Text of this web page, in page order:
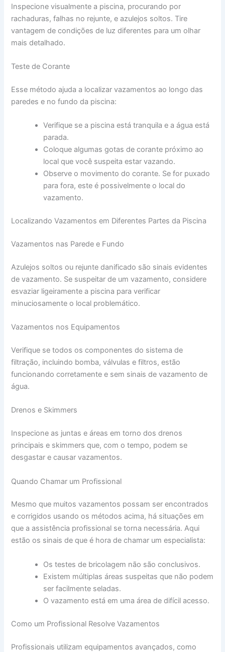
Inspecione visualmente a piscina, procurando por
rachaduras, falhas no rejunte, e azulejos soltos. Tire
vantagem de condições de luz diferentes para um olhar
mais detalhado.
Teste de Corante
Esse método ajuda a localizar vazamentos ao longo das
paredes e no fundo da piscina:
Verifique se a piscina está tranquila e a água está
parada.
Coloque algumas gotas de corante próximo ao
local que você suspeita estar vazando.
Observe o movimento do corante. Se for puxado
para fora, este é possivelmente o local do
vazamento.
Localizando Vazamentos em Diferentes Partes da Piscina
Vazamentos nas Parede e Fundo
Azulejos soltos ou rejunte danificado são sinais evidentes
de vazamento. Se suspeitar de um vazamento, considere
esvaziar ligeiramente a piscina para verificar
minuciosamente o local problemático.
Vazamentos nos Equipamentos
Verifique se todos os componentes do sistema de
filtração, incluindo bomba, válvulas e filtros, estão
funcionando corretamente e sem sinais de vazamento de
água.
Drenos e Skimmers
Inspecione as juntas e áreas em torno dos drenos
principais e skimmers que, com o tempo, podem se
desgastar e causar vazamentos.
Quando Chamar um Profissional
Mesmo que muitos vazamentos possam ser encontrados
e corrigidos usando os métodos acima, há situações em
que a assistência profissional se torna necessária. Aqui
estão os sinais de que é hora de chamar um especialista:
Os testes de bricolagem não são conclusivos.
Existem múltiplas áreas suspeitas que não podem
ser facilmente seladas.
O vazamento está em uma área de difícil acesso.
Como um Profissional Resolve Vazamentos
Profissionais utilizam equipamentos avançados, como